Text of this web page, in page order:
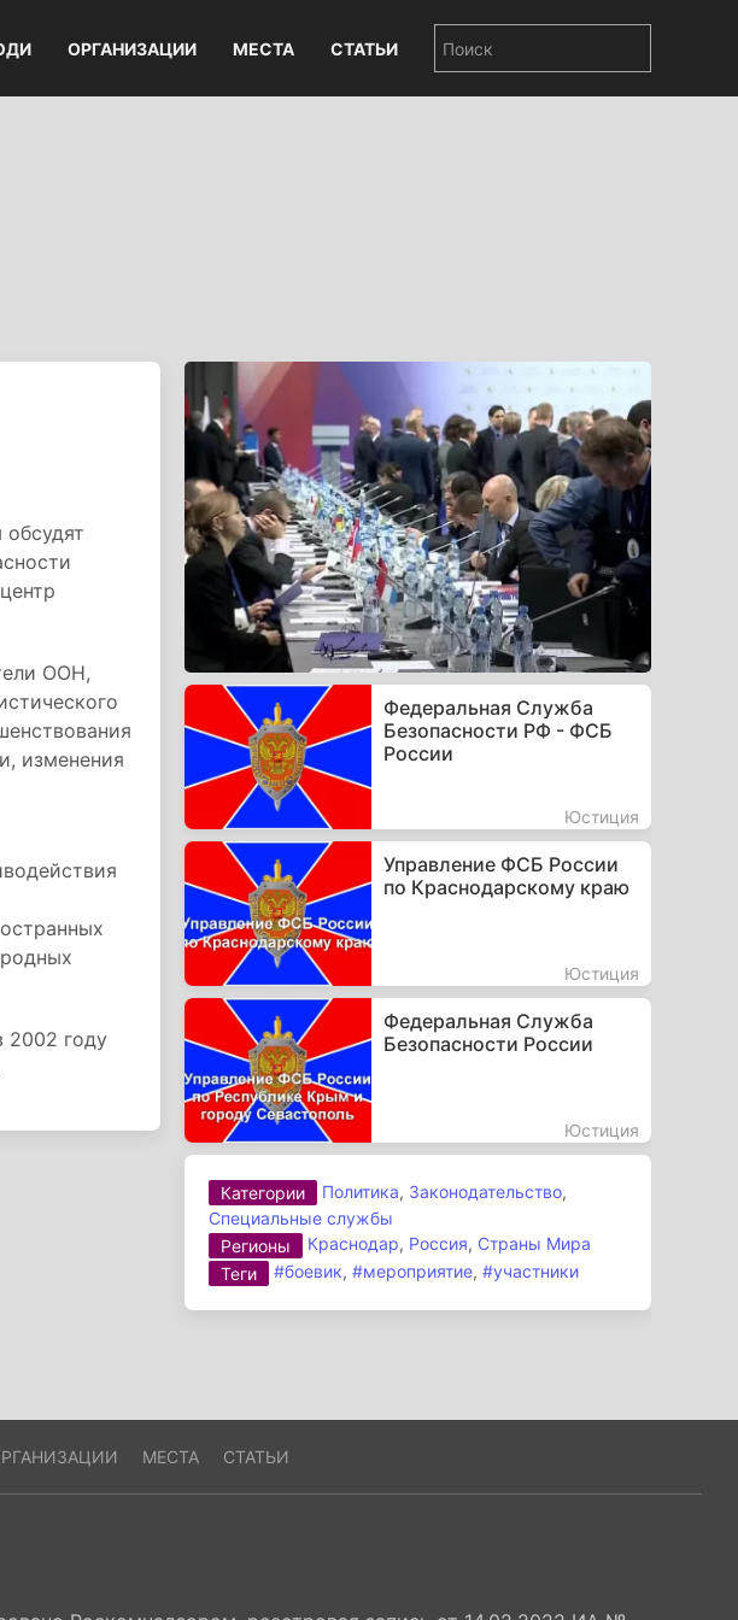
ОРГАНИЗАЦИИ МЕСТА СТАТЬИ
ООН,
изменения
2002 году
Федеральная Служба
Безопасности РФ - ФСБ
России
Юстиция
Управление ФСБ России
по Краснодарскому краю
Юстиция
Федеральная Служба
Безопасности России
Юстиция
Категории Политика, Законодательство,
Специальные службы
Регионы
Краснодар, Россия, Страны Мира
Теги
#боевик,#мероприятие,#участники
МЕСТА СТАТЬИ